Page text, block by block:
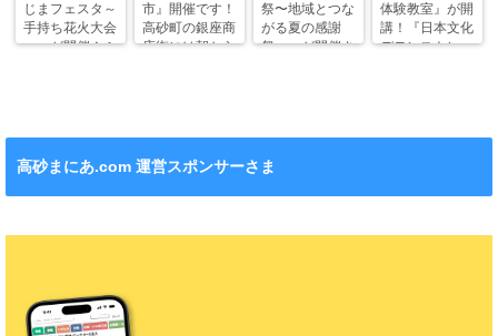
じまフェスタ～
手持ち花火大会
～』が開催！ふ
市』開催です！
高砂町の銀座商
店街には朝から
祭〜地域とつな
がる夏の感謝
祭〜』が開催さ
体験教室』が開
講！『日本文化
デモンストレー
高砂まにあ.com 運営スポンサーさま